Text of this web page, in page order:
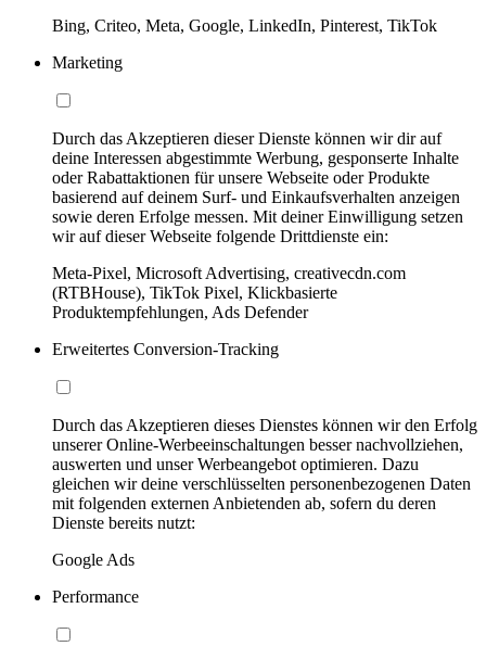
Bing, Criteo, Meta, Google, LinkedIn, Pinterest, TikTok
Marketing
Durch das Akzeptieren dieser Dienste können wir dir auf
deine Interessen abgestimmte Werbung, gesponserte Inhalte
oder Rabattaktionen für unsere Webseite oder Produkte
basierend auf deinem Surf- und Einkaufsverhalten anzeigen
sowie deren Erfolge messen. Mit deiner Einwilligung setzen
wir auf dieser Webseite folgende Drittdienste ein:
Meta-Pixel, Microsoft Advertising, creativecdn.com
(RTBHouse), TikTok Pixel, Klickbasierte
Produktempfehlungen, Ads Defender
Erweitertes Conversion-Tracking
Durch das Akzeptieren dieses Dienstes können wir den Erfolg
unserer Online-Werbeeinschaltungen besser nachvollziehen,
auswerten und unser Werbeangebot optimieren. Dazu
gleichen wir deine verschlüsselten personenbezogenen Daten
mit folgenden externen Anbietenden ab, sofern du deren
Dienste bereits nutzt:
Google Ads
Performance